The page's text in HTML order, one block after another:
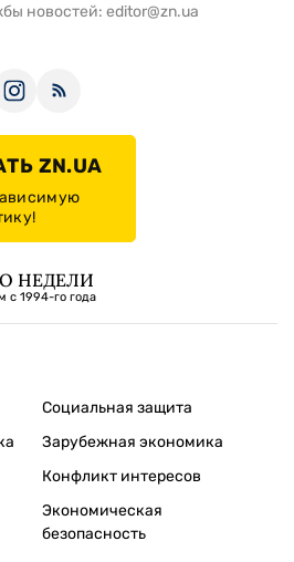
новостей: editor@zn.ua
ZN.UA
НЕДЕЛИ
с 1994-го года
Социальная защита
Зарубежная экономика
Конфликт интересов
Экономическая
безопасность